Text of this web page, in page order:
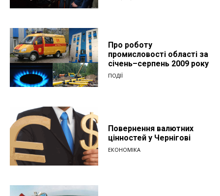
Про роботу
промисловості області за
січень–серпень 2009 року
ПОДІЇ
Повернення валютних
цінностей у Чернігові
ЕКОНОМІКА